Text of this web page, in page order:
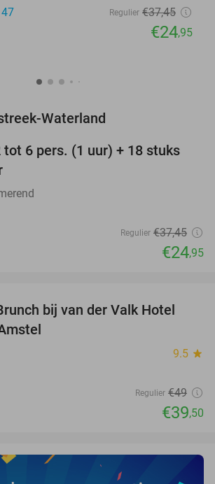
Regulier €37,45
€24,95
Waterland
33%
tot 6 pers. (1 uur) + 18 stuks
Regulier €37,45
€24,95
19%
bij van der Valk Hotel
9.5 star
Regulier €49
€39,50